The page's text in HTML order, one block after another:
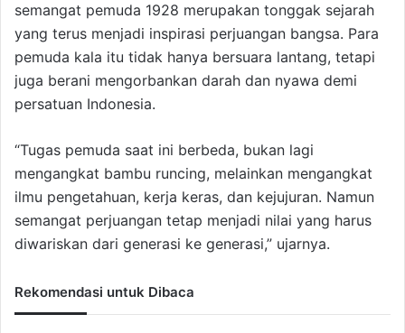
semangat pemuda 1928 merupakan tonggak sejarah
yang terus menjadi inspirasi perjuangan bangsa. Para
pemuda kala itu tidak hanya bersuara lantang, tetapi
juga berani mengorbankan darah dan nyawa demi
persatuan Indonesia.
“Tugas pemuda saat ini berbeda, bukan lagi
mengangkat bambu runcing, melainkan mengangkat
ilmu pengetahuan, kerja keras, dan kejujuran. Namun
semangat perjuangan tetap menjadi nilai yang harus
diwariskan dari generasi ke generasi,” ujarnya.
Rekomendasi untuk Dibaca